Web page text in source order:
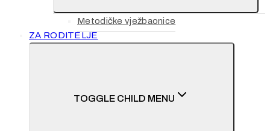
Metodičke vježbaonice
ZA RODITELJE
TOGGLE CHILD MENU